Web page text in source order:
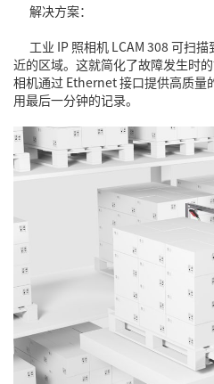
解决方案：
工业 IP 照相机 LCAM 308 可扫
近的区域。这就简化了故障发生时
相机通过 Ethernet 接口提供高质量
用最后一分钟的记录。